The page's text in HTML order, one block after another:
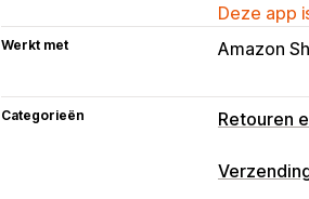
Deze app
Werkt met Amazon
Categorieën Retouren